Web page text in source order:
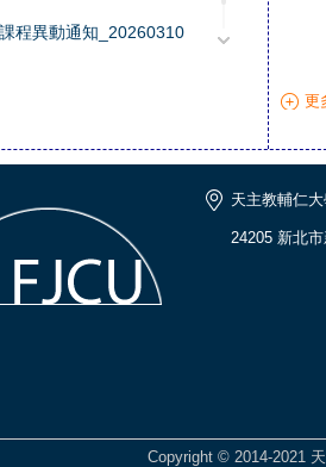
程異動通知_20260310
更
天主教輔仁
24205 新北
Copyright © 2014-2021